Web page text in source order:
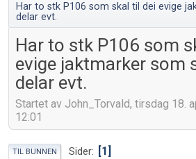
Har to stk P106 som skal til dei evige
delar evt.
Har to stk P106 som
evige jaktmarker som
delar evt.
Startet av John_Torvald, tirsdag 18.
12:01
TIL BUNNEN Sider 1